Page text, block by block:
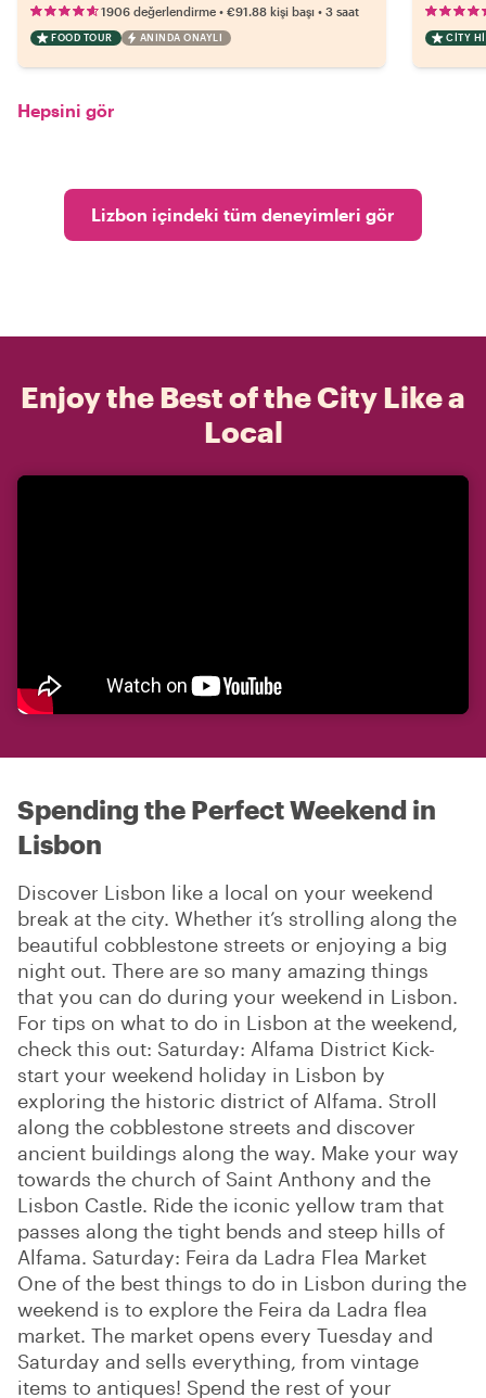
1906 değerlendirme • €91.88 kişi başı • 3 saat
FOOD TOUR ANINDA ONAYLI CITY
Hepsini gör
Lizbon içindeki tüm deneyimleri gör
Enjoy the Best of the City Like a
Local
Spending the Perfect Weekend in
Lisbon
Discover Lisbon like a local on your weekend
break at the city. Whether it’s strolling along the
beautiful cobblestone streets or enjoying a big
night out. There are so many amazing things
that you can do during your weekend in Lisbon.
For tips on what to do in Lisbon at the weekend,
check this out: Saturday: Alfama District Kick-
start your weekend holiday in Lisbon by
exploring the historic district of Alfama. Stroll
along the cobblestone streets and discover
ancient buildings along the way. Make your way
towards the church of Saint Anthony and the
Lisbon Castle. Ride the iconic yellow tram that
passes along the tight bends and steep hills of
Alfama. Saturday: Feira da Ladra Flea Market
One of the best things to do in Lisbon during the
weekend is to explore the Feira da Ladra flea
market. The market opens every Tuesday and
Saturday and sells everything, from vintage
items to antiques! Spend the rest of your